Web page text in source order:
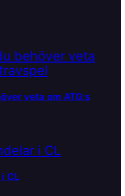
veta om ATG:s
CL